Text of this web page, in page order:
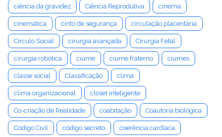
ciência da gravidez Ciência Reprodutiva cinema
cinemática cinto de segurança circulação placentária
Círculo Social cirurgia avançada Cirurgia Fetal
cirurgia robótica ciúme ciúme fraterno ciúmes
classe social Classificação clima
clima organizacional closet inteligente
Co-criação de Realidade coabitação Coautoria biológica
Código Civil código secreto coerência cardíaca